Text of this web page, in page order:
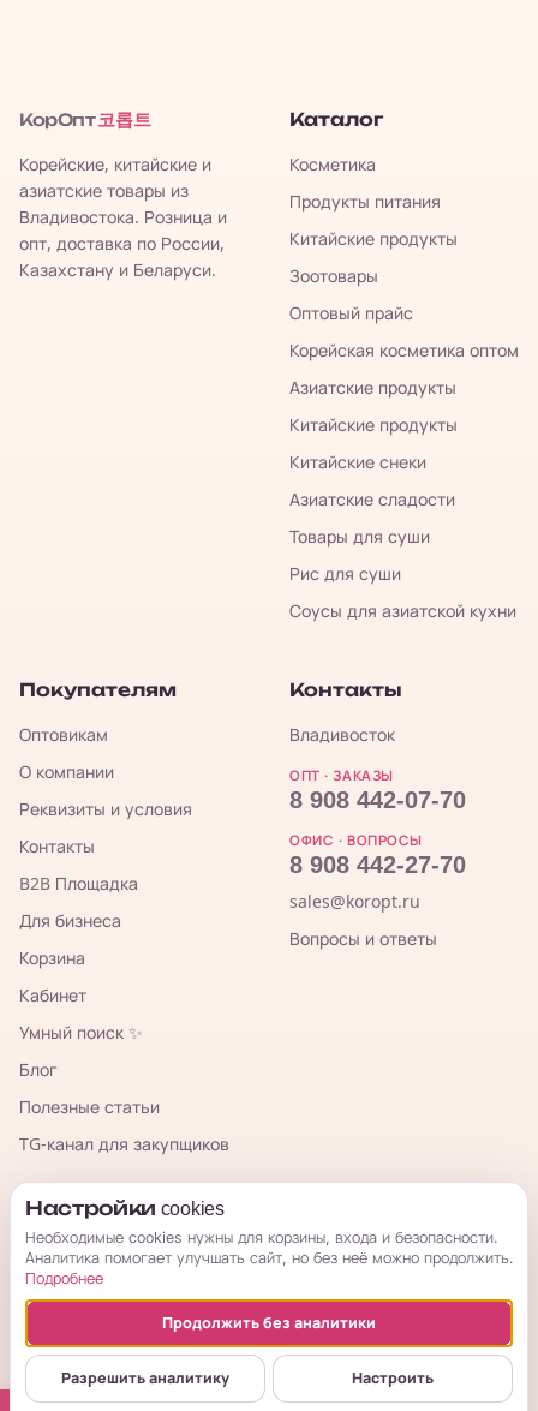
КорОпт 코롭트
Корейские, китайские и
азиатские товары из
Владивостока. Розница и
опт, доставка по России,
Казахстану и Беларуси.
Каталог
Косметика
Продукты питания
Китайские продукты
Зоотовары
Оптовый прайс
Корейская косметика оптом
Азиатские продукты
Китайские продукты
Китайские снеки
Азиатские сладости
Товары для суши
Рис для суши
Соусы для азиатской кухни
Покупателям
Оптовикам
О компании
Реквизиты и условия
Контакты
B2B Площадка
Для бизнеса
Корзина
Кабинет
Умный поиск ✨
Блог
Полезные статьи
TG-канал для закупщиков
Контакты
Владивосток
ОПТ · ЗАКАЗЫ
8 908 442-07-70
ОФИС · ВОПРОСЫ
8 908 442-27-70
sales@koropt.ru
Вопросы и ответы
КорОпт
© 2026 КорОпт. Корейские и китайские товары из Владивостока.
ИП Галицкая Мария Сергеевна · ИНН 253909697776 · ОГРНИП
314254321800034
Публичная офертаУсловия возвратаПолитикаНастройки cookies
Настройки cookies
Необходимые cookies нужны для корзины, входа и безопасности.
Аналитика помогает улучшать сайт, но без неё можно продолжить.
Подробнее
Продолжить без аналитики
Разрешить аналитику Настроить